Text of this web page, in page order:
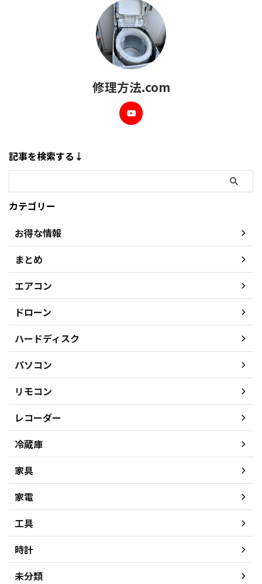
修理方法.com
記事を検索する↓
カテゴリー
お得な情報
まとめ
エアコン
ドローン
ハードディスク
パソコン
リモコン
レコーダー
冷蔵庫
家具
家電
工具
時計
未分類